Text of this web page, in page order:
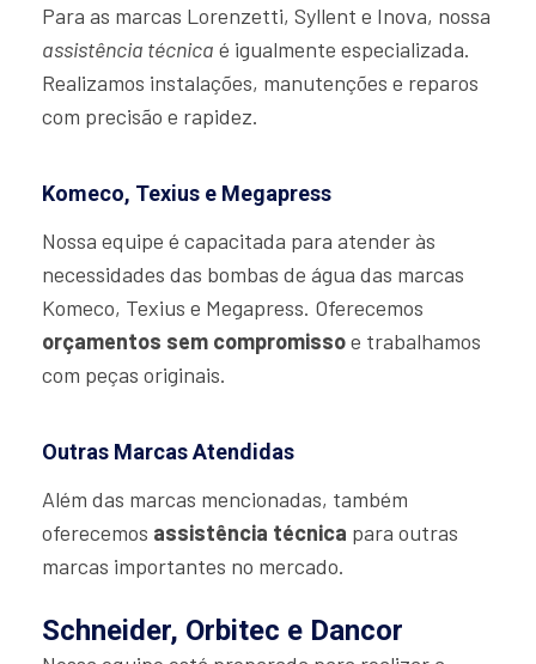
Para as marcas Lorenzetti, Syllent e Inova, nossa
assistência técnica é igualmente especializada.
Realizamos instalações, manutenções e reparos
com precisão e rapidez.
Komeco, Texius e Megapress
Nossa equipe é capacitada para atender às
necessidades das bombas de água das marcas
Komeco, Texius e Megapress. Oferecemos
orçamentos sem compromissoe trabalhamos
com peças originais.
Outras Marcas Atendidas
Além das marcas mencionadas, também
oferecemos assistência técnica para outras
marcas importantes no mercado.
Schneider, Orbitec e Dancor